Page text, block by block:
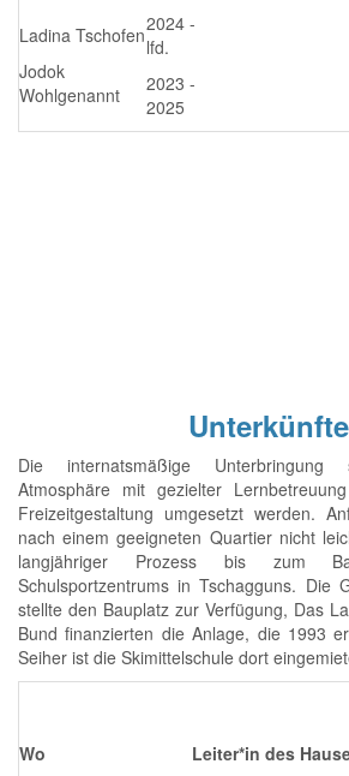
Ladina Tschofen
Jodok
Wohlgenannt
2024 -
lfd.
2023 -
2025
Unterkünfte
Die internatsmäßige
Atmosphäre mit gezielter
Freizeitgestaltung umgesetzt werden.
nach einem geeigneten Quartier nicht
langjähriger Prozess bis zum
Schulsportzentrums in Tschagguns. Die
stellte den Bauplatz zur Verfügung, Das
Bund finanzierten die Anlage, die 1993
Seiher ist die Skimittelschule dort
Wo Leiter*in des